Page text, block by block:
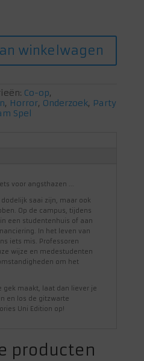
winkelwagen
Co-op,
, Horror, Onderzoek, Party
Spel
voor angsthazen ...
saai zijn, maar ook
Op de campus, tijdens
een studentenhuis of aan
In het leven van
iets mis. Professoren
wijze en medestudenten
om het
gek maakt, laat dan liever je
en los de gitzwarte
Uni Edition op!
producten